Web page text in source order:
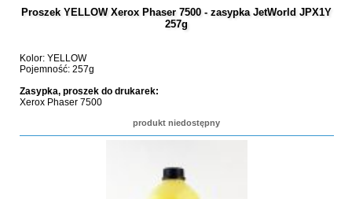
Proszek YELLOW Xerox Phaser 7500 - zasypka JetWorld JPX1Y
257g
Kolor: YELLOW
Pojemność: 257g
Zasypka, proszek do drukarek:
Xerox Phaser 7500
produkt niedostępny